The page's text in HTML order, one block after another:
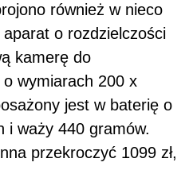
również w nieco
o rozdzielczości
kamerę do
wymiarach 200 x
jest w baterię o
i waży 440 gramów.
przekroczyć 1099 zł,